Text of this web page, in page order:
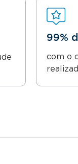
99%
com o